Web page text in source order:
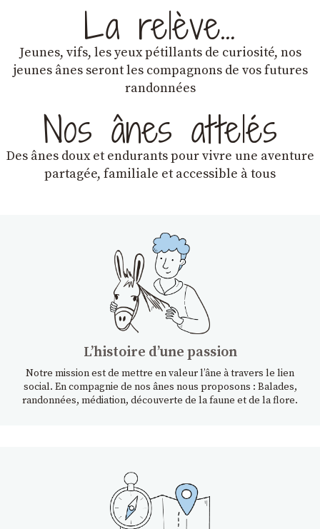
La relève…
Jeunes, vifs, les yeux pétillants de curiosité, nos
jeunes ânes seront les compagnons de vos futures
randonnées
Nos ânes attelés
Des ânes doux et endurantspour vivre une aventure
partagée, familiale et accessible à tous
Lʼhistoire dʼune passion
Notre mission est de mettre en valeur l’âne à travers le lien
social. En compagnie de nos ânes nous proposons : Balades,
randonnées, médiation, découverte de la faune et de la flore.